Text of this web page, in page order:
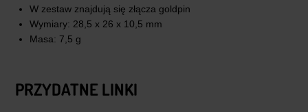
W zestaw znajdują się złącza goldpin
Wymiary: 28,5 x 26 x 10,5 mm
Masa: 7,5 g
PRZYDATNE LINKI